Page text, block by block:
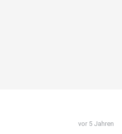
vor 5 Jahren